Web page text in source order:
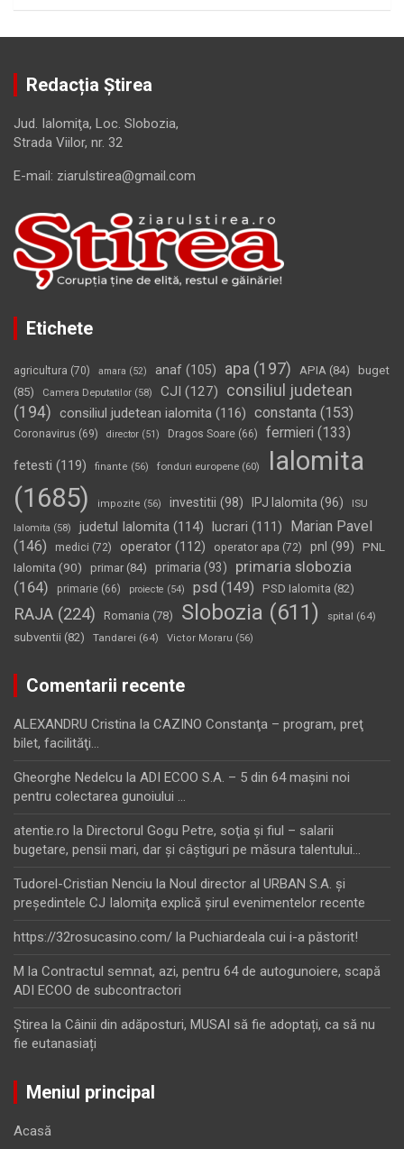
Redacția Știrea
Jud. Ialomiţa, Loc. Slobozia,
Strada Viilor, nr. 32
E-mail: ziarulstirea@gmail.com
Etichete
agricultura (70) amara (52) anaf (105) apa (197) APIA (84)
buget
(85)
Camera Deputatilor (58) CJI (127)
consiliul judetean
(194) consiliul judetean ialomita (116) constanta (153)
Coronavirus (69) director (51) Dragos Soare (66) fermieri (133)
fetesti (119) finante (56) fonduri europene (60)
Ialomita
(1685)
impozite (56) investitii (98) IPJ Ialomita (96) ISU
Ialomita (58) judetul Ialomita (114) lucrari (111)
Marian Pavel
(146)
medici (72) operator (112) operator apa (72) pnl (99)
PNL
Ialomita (90) primar(84) primaria (93)
primaria slobozia
(164)
primarie (66) proiecte (54) psd (149) PSD Ialomita (82)
RAJA (224) Romania (78) Slobozia (611) spital (64)
subventii (82) Tandarei (64) Victor Moraru (56)
Comentarii recente
ALEXANDRU Cristina la CAZINO Constanţa – program, preţ
bilet, facilităţi…
Gheorghe Nedelcu la ADI ECOO S.A. – 5 din 64 maşini noi
pentru colectarea gunoiului …
atentie.ro la Directorul Gogu Petre, soţia şi fiul – salarii
bugetare, pensii mari, dar şi câştiguri pe măsura talentului…
Tudorel-Cristian Nenciu la Noul director al URBAN S.A. şi
preşedintele CJ Ialomiţa explică şirul evenimentelor recente
https://32rosucasino.com/ la Puchiardeala cui i-a păstorit!
M la Contractul semnat, azi, pentru 64 de autogunoiere, scapă
ADI ECOO de subcontractori
Ştirea la Câinii din adăposturi, MUSAI să fie adoptați, ca să nu
fie eutanasiați
Meniul principal
Acasă